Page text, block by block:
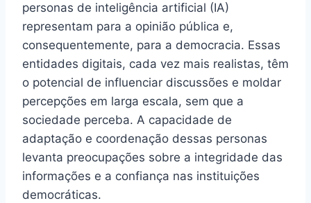
personas de inteligência artificial (IA)
representam para a opinião pública e,
consequentemente, para a democracia. Essas
entidades digitais, cada vez mais realistas, têm
o potencial de influenciar discussões e moldar
percepções em larga escala, sem que a
sociedade perceba. A capacidade de
adaptação e coordenação dessas personas
levanta preocupações sobre a integridade das
informações e a confiança nas instituições
democráticas.